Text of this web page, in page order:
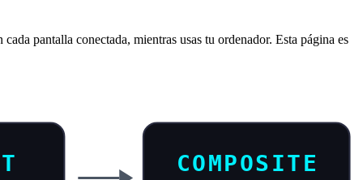
pantalla conectada, mientras usas tu ordenador. Esta página es
COMPOSITE